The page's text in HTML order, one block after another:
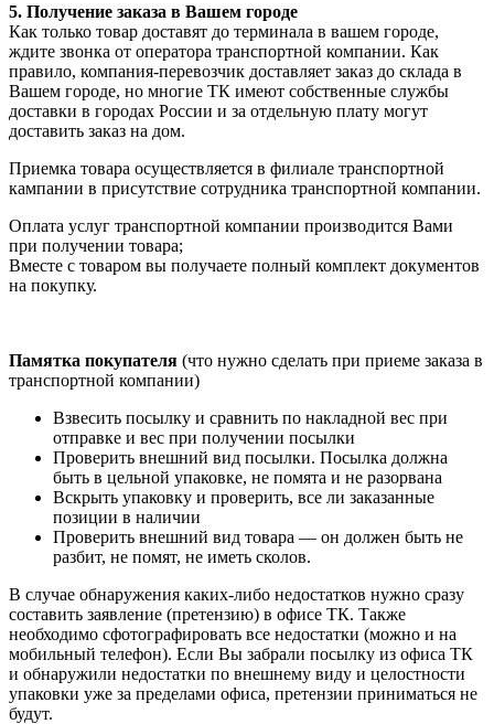
5. Получение заказа в Вашем городе
Как только товар доставят до терминала в вашем городе,
ждите звонка от оператора транспортной компании. Как
правило, компания-перевозчик доставляет заказ до склада в
Вашем городе, но многие ТК имеют собственные службы
доставки в городах России и за отдельную плату могут
доставить заказ на дом.
Приемка товара осуществляется в филиале транспортной
кампании в присутствие сотрудника транспортной компании.
Оплата услуг транспортной компании производится Вами
при получении товара;
Вместе с товаром вы получаете полный комплект документов
на покупку.
Памятка покупателя (что нужно сделать при приеме заказа в
транспортной компании)
Взвесить посылку и сравнить по накладной вес при
отправке и вес при получении посылки
Проверить внешний вид посылки. Посылка должна
быть в цельной упаковке, не помята и не разорвана
Вскрыть упаковку и проверить, все ли заказанные
позиции в наличии
Проверить внешний вид товара — он должен быть не
разбит, не помят, не иметь сколов.
В случае обнаружения каких-либо недостатков нужно сразу
составить заявление (претензию) в офисе ТК. Также
необходимо сфотографировать все недостатки (можно и на
мобильный телефон). Если Вы забрали посылку из офиса ТК
и обнаружили недостатки по внешнему виду и целостности
упаковки уже за пределами офиса, претензии приниматься не
будут.